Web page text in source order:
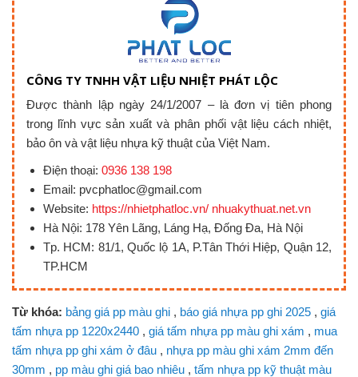
CÔNG TY TNHH VẬT LIỆU NHIỆT PHÁT LỘC
Được thành lập ngày 24/1/2007 – là đơn vị tiên phong
trong lĩnh vực sản xuất và phân phối vật liệu cách nhiệt,
bảo ôn và vật liệu nhựa kỹ thuật của Việt Nam.
Điện thoại: 0936 138 198
Email: pvcphatloc@gmail.com
Website: https://nhietphatloc.vn/ nhuakythuat.net.vn
Hà Nội: 178 Yên Lãng, Láng Hạ, Đống Đa, Hà Nội
Tp. HCM: 81/1, Quốc lộ 1A, P.Tân Thới Hiệp, Quận 12,
TP.HCM
Từ khóa: bảng giá pp màu ghi , báo giá nhựa pp ghi 2025 , giá
tấm nhựa pp 1220x2440 , giá tấm nhựa pp màu ghi xám , mua
tấm nhựa pp ghi xám ở đâu , nhựa pp màu ghi xám 2mm đến
30mm , pp màu ghi giá bao nhiêu , tấm nhựa pp kỹ thuật màu